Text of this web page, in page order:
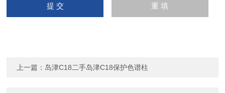
上一篇： 岛津C18二手岛津C18保护色谱柱